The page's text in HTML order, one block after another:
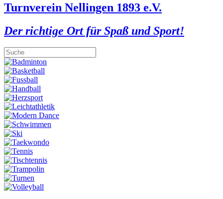
Turnverein Nellingen 1893 e.V.
Der richtige Ort für Spaß und Sport!